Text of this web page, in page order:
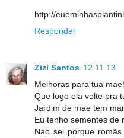
http://
Responder
Zizi Santos 12.11.13
Melhoras para tua mae!
Que logo ela volte pra
Jardim de mae tem
Eu tenho sementes de
Nao sei porque